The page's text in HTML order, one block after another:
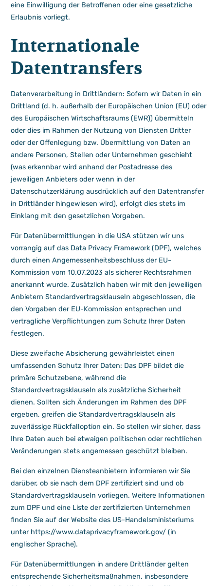
eine Einwilligung der Betroffenen oder eine gesetzliche
Erlaubnis vorliegt.
Internationale
Datentransfers
Datenverarbeitung in Drittländern: Sofern wir Daten in ein
Drittland (d. h. außerhalb der Europäischen Union (EU) oder
des Europäischen Wirtschaftsraums (EWR)) übermitteln
oder dies im Rahmen der Nutzung von Diensten Dritter
oder der Offenlegung bzw. Übermittlung von Daten an
andere Personen, Stellen oder Unternehmen geschieht
(was erkennbar wird anhand der Postadresse des
jeweiligen Anbieters oder wenn in der
Datenschutzerklärung ausdrücklich auf den Datentransfer
in Drittländer hingewiesen wird), erfolgt dies stets im
Einklang mit den gesetzlichen Vorgaben.
Für Datenübermittlungen in die USA stützen wir uns
vorrangig auf das Data Privacy Framework (DPF), welches
durch einen Angemessenheitsbeschluss der EU-
Kommission vom 10.07.2023 als sicherer Rechtsrahmen
anerkannt wurde. Zusätzlich haben wir mit den jeweiligen
Anbietern Standardvertragsklauseln abgeschlossen, die
den Vorgaben der EU-Kommission entsprechen und
vertragliche Verpflichtungen zum Schutz Ihrer Daten
festlegen.
Diese zweifache Absicherung gewährleistet einen
umfassenden Schutz Ihrer Daten: Das DPF bildet die
primäre Schutzebene, während die
Standardvertragsklauseln als zusätzliche Sicherheit
dienen. Sollten sich Änderungen im Rahmen des DPF
ergeben, greifen die Standardvertragsklauseln als
zuverlässige Rückfalloption ein. So stellen wir sicher, dass
Ihre Daten auch bei etwaigen politischen oder rechtlichen
Veränderungen stets angemessen geschützt bleiben.
Bei den einzelnen Diensteanbietern informieren wir Sie
darüber, ob sie nach dem DPF zertifiziert sind und ob
Standardvertragsklauseln vorliegen. Weitere Informationen
zum DPF und eine Liste der zertifizierten Unternehmen
finden Sie auf der Website des US-Handelsministeriums
unter https://www.dataprivacyframework.gov/ (in
englischer Sprache).
Für Datenübermittlungen in andere Drittländer gelten
entsprechende Sicherheitsmaßnahmen, insbesondere